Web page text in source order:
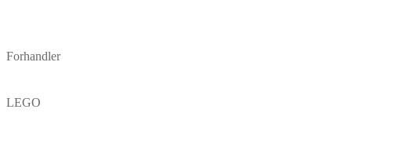
Forhandler
LEGO